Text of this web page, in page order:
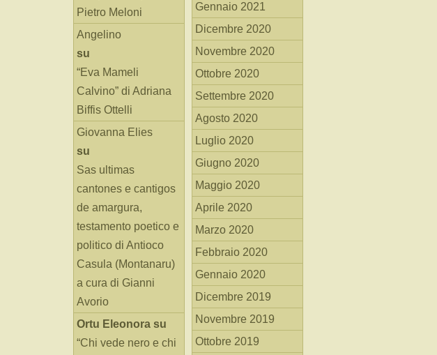
Pietro Meloni
Angelino
su
“Eva Mameli
Calvino” di Adriana
Biffis Ottelli
Giovanna Elies
su
Sas ultimas
cantones e cantigos
de amargura,
testamento poetico e
politico di Antioco
Casula (Montanaru)
a cura di Gianni
Avorio
Ortu Eleonora su
“Chi vede nero e chi
Gennaio 2021
Dicembre 2020
Novembre 2020
Ottobre 2020
Settembre 2020
Agosto 2020
Luglio 2020
Giugno 2020
Maggio 2020
Aprile 2020
Marzo 2020
Febbraio 2020
Gennaio 2020
Dicembre 2019
Novembre 2019
Ottobre 2019